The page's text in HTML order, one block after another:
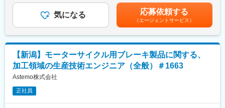
生産技術一部は若手社員が多く、技術者と若手社員の活躍が相互
に影響し合いながら協力し、新たなイノベーションを生み出して
います。年齢に関わらず、経験と実績を積んだ社員には、業務の
中心メンバーとして活躍していただいています。
変更の範囲：会社の定める業務
プログラミング
◎入社6か月～1年以降
新規生産ラインなどの設備立上業務
海外出張(インド)
■組織内での本求人ポジションのミッション：
2輪車用ブレーキ製品の「品質向上」と「コスト低減」を実現する
ための、化成工程設計、新規設備立上げ、生産ラインの自動化に
気になる 応募依頼する
（エージェントサービス）
【新潟】モーターサイクル用ブレーキ製品に関する、
加工領域の生産技術エンジニア（全般）＃1663
Astemo株式会社
正社員